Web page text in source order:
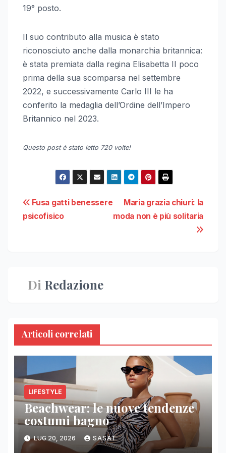
19° posto.
Il suo contributo alla musica è stato
riconosciuto anche dalla monarchia britannica:
è stata premiata dalla regina Elisabetta II poco
prima della sua scomparsa nel settembre
2022, e successivamente Carlo III le ha
conferito la medaglia dell’Ordine dell’Impero
Britannico nel 2023.
Questo post é stato letto 720 volte!
Navigazione
articoli
Maria grazia chiuri: la
moda non è più solitaria
Fusa gatti benessere
psicofisico
Di Redazione
Articoli correlati
LIFESTYLE
Beachwear: le nuove tendenze
costumi bagno
LUG 20, 2026 SASAT